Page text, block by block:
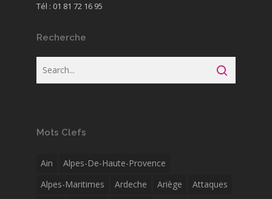
Tél : 01 81 72 16 95
Recherche
Mots Clefs
Ain
Alpes-De-Haute-Provence
Alpes-Maritimes
Ardeche Ariège
Attaques